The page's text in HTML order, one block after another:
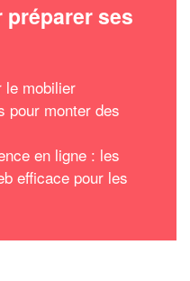
préparer ses
le mobilier
pour monter des
en ligne : les
efficace pour les